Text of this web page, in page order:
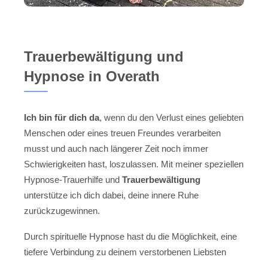
Trauerbewältigung und
Hypnose in Overath
Ich bin für dich da, wenn du den Verlust eines geliebten
Menschen oder eines treuen Freundes verarbeiten
musst und auch nach längerer Zeit noch immer
Schwierigkeiten hast, loszulassen. Mit meiner speziellen
Hypnose-Trauerhilfe und Trauerbewältigung
unterstütze ich dich dabei, deine innere Ruhe
zurückzugewinnen.
Durch spirituelle Hypnose hast du die Möglichkeit, eine
tiefere Verbindung zu deinem verstorbenen Liebsten